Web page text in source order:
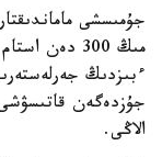
مىڭ 300
ءبىزدىڭ
جۇزدەگەن
الاڭى.